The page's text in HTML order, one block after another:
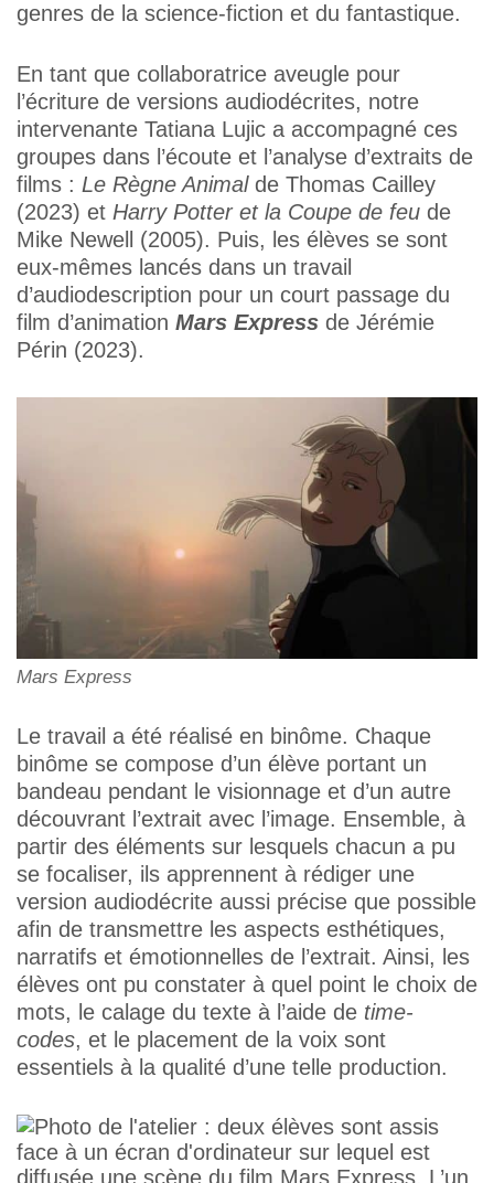
genres de la science-fiction et du fantastique.
En tant que collaboratrice aveugle pour
l’écriture de versions audiodécrites, notre
intervenante Tatiana Lujic a accompagné ces
groupes dans l’écoute et l’analyse d’extraits de
films : Le Règne Animalde Thomas Cailley
(2023) et Harry Potter et la Coupe de feu de
Mike Newell (2005). Puis, les élèves se sont
eux-mêmes lancés dans un travail
d’audiodescription pour un court passage du
film d’animation Mars Express de Jérémie
Périn (2023).
Mars Express
Le travail a été réalisé en binôme. Chaque
binôme se compose d’un élève portant un
bandeau pendant le visionnage et d’un autre
découvrant l’extrait avec l’image. Ensemble, à
partir des éléments sur lesquels chacun a pu
se focaliser, ils apprennent à rédiger une
version audiodécrite aussi précise que possible
afin de transmettre les aspects esthétiques,
narratifs et émotionnelles de l’extrait. Ainsi, les
élèves ont pu constater à quel point le choix de
mots, le calage du texte à l’aide de time-
codes, et le placement de la voix sont
essentiels à la qualité d’une telle production.